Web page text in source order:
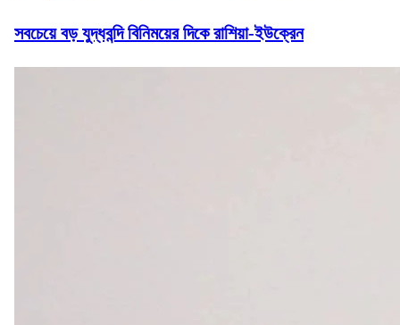
সবচেয়ে বড় যুদ্ধবন্দি বিনিময়ের দিকে রাশিয়া-ইউক্রেন